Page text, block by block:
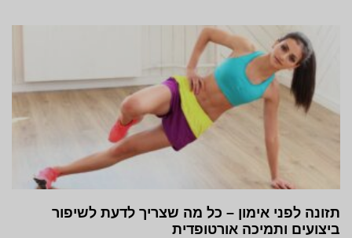
תזונה לפני אימון – כל מה שצריך לדעת לשיפור
ביצועים ותמיכה אורטופדית